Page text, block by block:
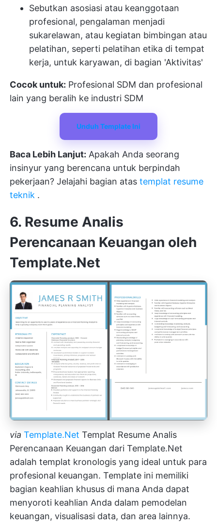
Sebutkan asosiasi atau keanggotaan
profesional, pengalaman menjadi
sukarelawan, atau kegiatan bimbingan atau
pelatihan, seperti pelatihan etika di tempat
kerja, untuk karyawan, di bagian 'Aktivitas'
Cocok untuk: Profesional SDM dan profesional
lain yang beralih ke industri SDM
Unduh Template Ini
Baca Lebih Lanjut: Apakah Anda seorang
insinyur yang berencana untuk berpindah
pekerjaan? Jelajahi bagian atas templat resume
teknik .
6. Resume Analis
Perencanaan Keuangan oleh
Template.Net
via Template.Net Templat Resume Analis
Perencanaan Keuangan dari Template.Net
adalah templat kronologis yang ideal untuk para
profesional keuangan. Template ini memiliki
bagian keahlian khusus di mana Anda dapat
menyoroti keahlian Anda dalam pemodelan
keuangan, visualisasi data, dan area lainnya.